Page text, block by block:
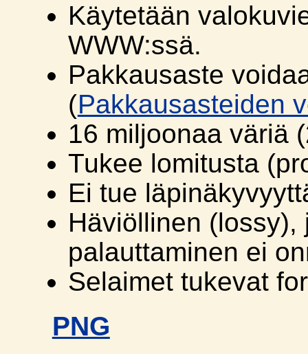
Käytetään
WWW:ssä.
Pakkausaste
(Pakkausasteiden
16 miljoonaa väriä
Tukee lomitusta
Ei tue
Häviöllinen
palauttaminen ei
Selaimet tukevat
PNG